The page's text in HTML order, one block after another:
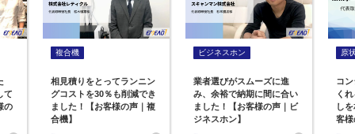
て
の
複合機
相見積りをとってランニン
グコストを30％も削減でき
ました！【お客様の声｜複
合機】
ビジネスホン
業者選びがスムーズに進
み、余裕で納期に間に合い
ました！【お客様の声｜ビ
ジネスホン】
原
コ
く
し
客